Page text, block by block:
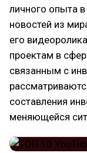
личного опыта
новостей из
его
проектам в
связанным с
составления
меняющейся